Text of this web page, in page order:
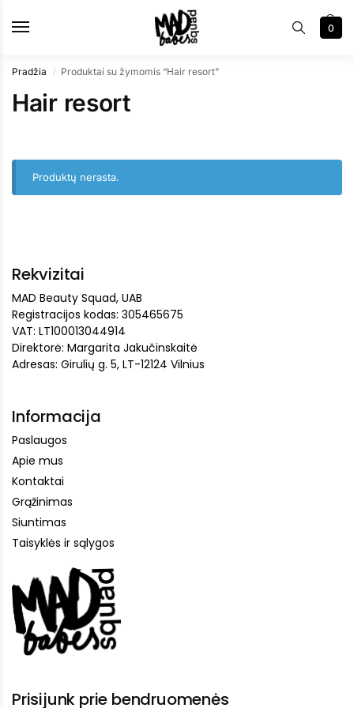
0
Pradžia / Produktai su žymomis “Hair resort”
Hair resort
Produktų nerasta.
Rekvizitai
MAD Beauty Squad, UAB
Registracijos kodas: 305465675
VAT: LT100013044914
Direktorė: Margarita Jakučinskaitė
Adresas: Girulių g. 5, LT-12124 Vilnius
Informacija
Paslaugos
Apie mus
Kontaktai
Grąžinimas
Siuntimas
Taisyklės ir sąlygos
Prisijunk prie bendruomenės